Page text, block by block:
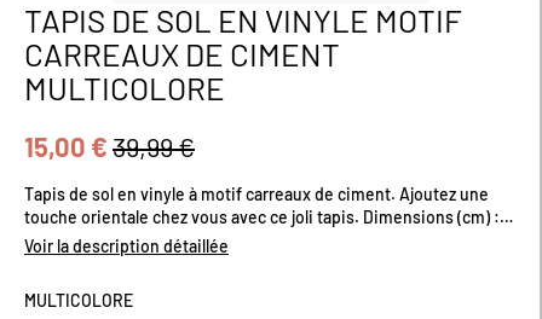
Passer
au
début
de
la
d’images
TAPIS DE SOL EN VINYLE MOTIF
CARREAUX DE CIMENT
MULTICOLORE
15,00 €39,99 €
Tapis de sol en vinyle à motif carreaux de ciment. Ajoutez une
touche orientale chez vous avec ce joli tapis. Dimensions (cm) :
H100 x L52
Voir la description détaillée
MULTICOLORE